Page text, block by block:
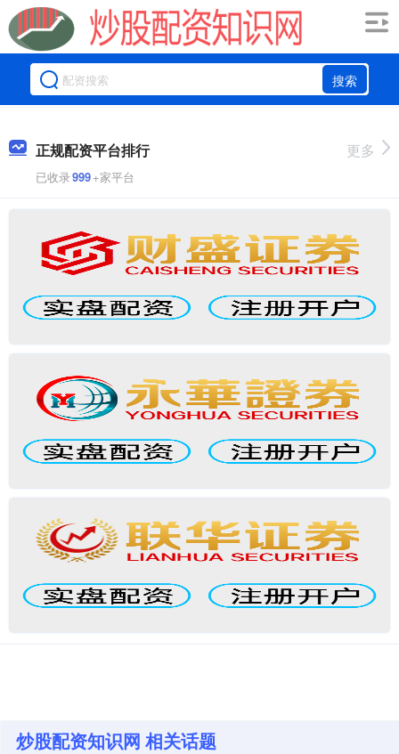
搜索
正规配资平台排行
已收录999+家平台
更多
炒股配资知识网 相关话题